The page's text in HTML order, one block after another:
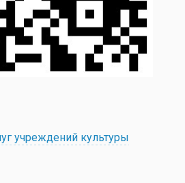
учреждений культуры